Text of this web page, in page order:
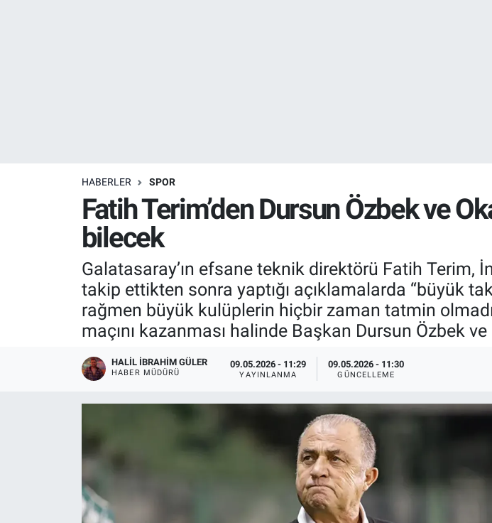
HABERLER SPOR
Fatih Terim’den Dursun Özbek ve
bilecek
Galatasaray’ın efsane teknik direktörü Fatih Terim,
takip ettikten sonra yaptığı açıklamalarda “büyük
rağmen büyük kulüplerin hiçbir zaman tatmin
maçını kazanması halinde Başkan Dursun Özbek
HALIL İBRAHIM GÜLER
HABER MÜDÜRÜ
09.05.2026 - 11:29
YAYINLANMA
09.05.2026 - 11:30
GÜNCELLEME